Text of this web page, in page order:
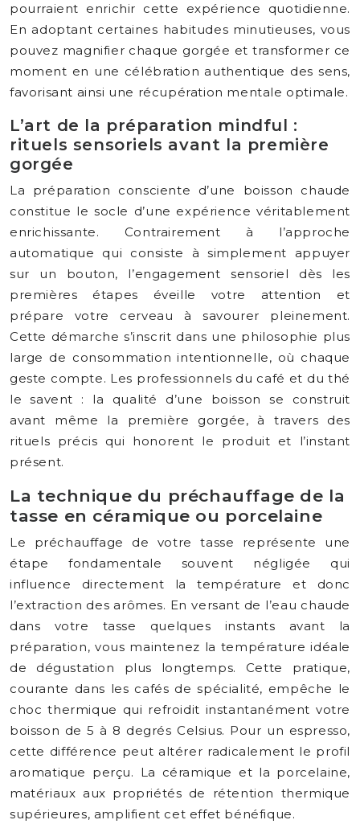
pourraient enrichir cette expérience quotidienne.
En adoptant certaines habitudes minutieuses, vous
pouvez magnifier chaque gorgée et transformer ce
moment en une célébration authentique des sens,
favorisant ainsi une récupération mentale optimale.
L’art de la préparation mindful :
rituels sensoriels avant la première
gorgée
La préparation consciente d’une boisson chaude
constitue le socle d’une expérience véritablement
enrichissante. Contrairement à l’approche
automatique qui consiste à simplement appuyer
sur un bouton, l’engagement sensoriel dès les
premières étapes éveille votre attention et
prépare votre cerveau à savourer pleinement.
Cette démarche s’inscrit dans une philosophie plus
large de consommation intentionnelle, où chaque
geste compte. Les professionnels du café et du thé
le savent : la qualité d’une boisson se construit
avant même la première gorgée, à travers des
rituels précis qui honorent le produit et l’instant
présent.
La technique du préchauffage de la
tasse en céramique ou porcelaine
Le préchauffage de votre tasse représente une
étape fondamentale souvent négligée qui
influence directement la température et donc
l’extraction des arômes. En versant de l’eau chaude
dans votre tasse quelques instants avant la
préparation, vous maintenez la température idéale
de dégustation plus longtemps. Cette pratique,
courante dans les cafés de spécialité, empêche le
choc thermique qui refroidit instantanément votre
boisson de 5 à 8 degrés Celsius. Pour un espresso,
cette différence peut altérer radicalement le profil
aromatique perçu. La céramique et la porcelaine,
matériaux aux propriétés de rétention thermique
supérieures, amplifient cet effet bénéfique.